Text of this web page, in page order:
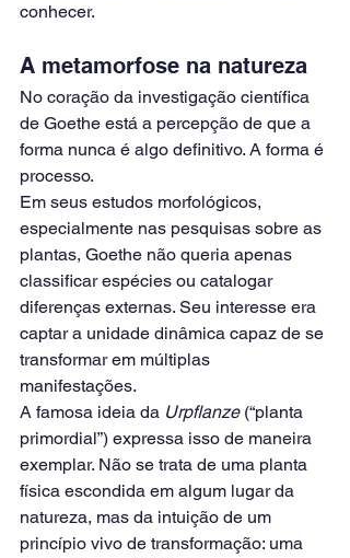
conhecer.
A metamorfose na natureza
No coração da investigação científica
de Goethe está a percepção de que a
forma nunca é algo definitivo. A forma é
processo.
Em seus estudos morfológicos,
especialmente nas pesquisas sobre as
plantas, Goethe não queria apenas
classificar espécies ou catalogar
diferenças externas. Seu interesse era
captar a unidade dinâmica capaz de se
transformar em múltiplas
manifestações.
A famosa ideia da Urpflanze (“planta
primordial”) expressa isso de maneira
exemplar. Não se trata de uma planta
física escondida em algum lugar da
natureza, mas da intuição de um
princípio vivo de transformação: uma